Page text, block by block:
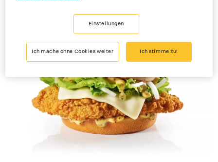
Einstellungen
Ich mache ohne Cookies weiter Ich stimme zu!